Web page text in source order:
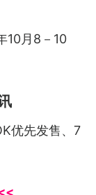
10月8－10
优先发售、7